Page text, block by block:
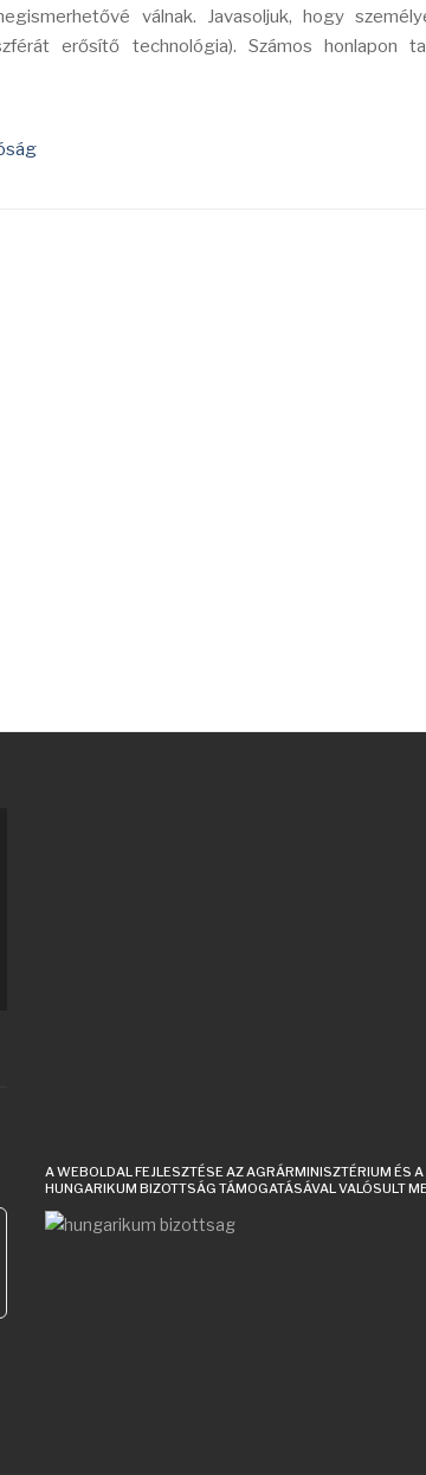
válnak. Javasoljuk, hogy
erősítő technológia). Számos honlapon
for results.
A WEBOLDAL FEJLESZTÉSE AZ AGRÁRMINISZTÉRIUM ÉS A
HUNGARIKUM BIZOTTSÁG TÁMOGATÁSÁVAL VALÓSULT